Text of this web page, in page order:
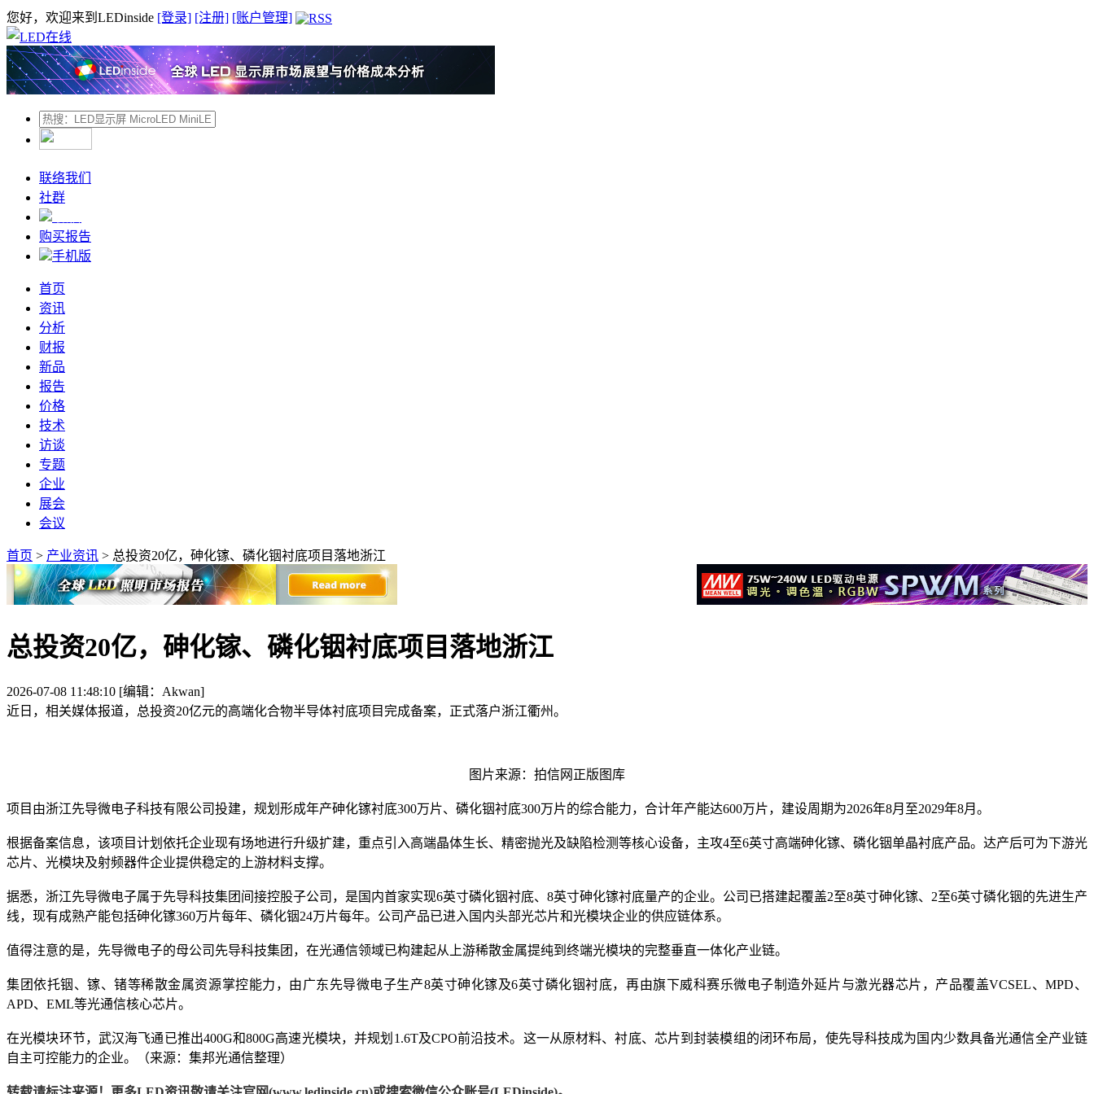
您好，欢迎来到LEDinside [登录] [注册] [账户管理]
联络我们
社群
购买报告
手机版
首页
资讯
分析
财报
新品
报告
价格
技术
访谈
专题
企业
展会
会议
首页 > 产业资讯 > 总投资20亿，砷化镓、磷化铟衬底项目落地浙江
总投资20亿，砷化镓、磷化铟衬底项目落地浙江
2026-07-08 11:48:10 [编辑：Akwan]
近日，相关媒体报道，总投资20亿元的高端化合物半导体衬底项目完成备案，正式落户浙江衢州。
图片来源：拍信网正版图库
项目由浙江先导微电子科技有限公司投建，规划形成年产砷化镓衬底300万片、磷化铟衬底300万片的综合能力，合计年产能达600万片，建设周期为2026年8月至2029年8月。
根据备案信息，该项目计划依托企业现有场地进行升级扩建，重点引入高端晶体生长、精密抛光及缺陷检测等核心设备，主攻4至6英寸高端砷化镓、磷化铟单晶衬底产品。达产后可为下游光
芯片、光模块及射频器件企业提供稳定的上游材料支撑。
据悉，浙江先导微电子属于先导科技集团间接控股子公司，是国内首家实现6英寸磷化铟衬底、8英寸砷化镓衬底量产的企业。公司已搭建起覆盖2至8英寸砷化镓、2至6英寸磷化铟的先进生产
线，现有成熟产能包括砷化镓360万片每年、磷化铟24万片每年。公司产品已进入国内头部光芯片和光模块企业的供应链体系。
值得注意的是，先导微电子的母公司先导科技集团，在光通信领域已构建起从上游稀散金属提纯到终端光模块的完整垂直一体化产业链。
集团依托铟、镓、锗等稀散金属资源掌控能力，由广东先导微电子生产8英寸砷化镓及6英寸磷化铟衬底，再由旗下威科赛乐微电子制造外延片与激光器芯片，产品覆盖VCSEL、MPD、
APD、EML等光通信核心芯片。
在光模块环节，武汉海飞通已推出400G和800G高速光模块，并规划1.6T及CPO前沿技术。这一从原材料、衬底、芯片到封装模组的闭环布局，使先导科技成为国内少数具备光通信全产业链
自主可控能力的企业。（来源：集邦光通信整理）